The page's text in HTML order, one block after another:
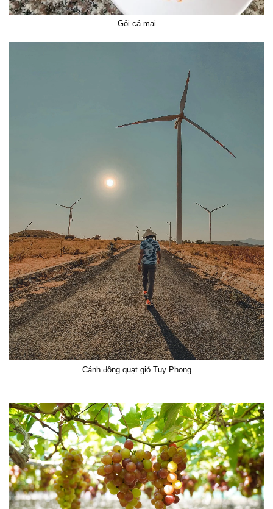
Gỏi cá mai
Cánh đồng quạt gió Tuy Phong